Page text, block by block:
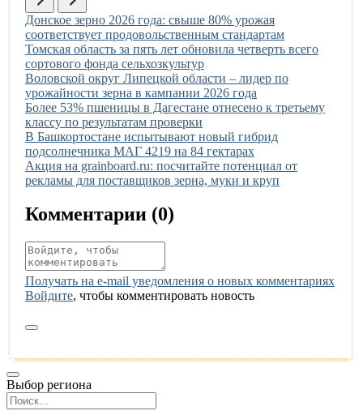
Иллюстрация новости
Донское зерно 2026 года: свыше 80% урожая
соответствует продовольственным стандартам
Иллюстрация новости
Томская область за пять лет обновила четверть всего
сортового фонда сельхозкультур
Иллюстрация новости
Воловской округ Липецкой области – лидер по
урожайности зерна в кампании 2026 года
Иллюстрация новости
Более 53% пшеницы в Дагестане отнесено к третьему
классу по результатам проверки
Иллюстрация новости
В Башкортостане испытывают новый гибрид
подсолнечника МАГ 4219 на 84 гектарах
Иллюстрация новости
Акция на grainboard.ru: посчитайте потенциал от
рекламы для поставщиков зерна, муки и круп
Комментарии (0)
Получать на e‑mail уведомления о новых комментариях
Войдите, чтобы комментировать новость
Выбор региона